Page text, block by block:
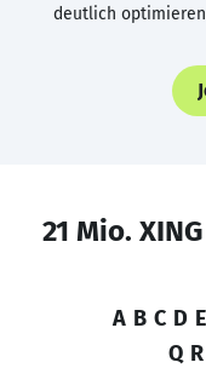
deutlich
21 Mio.
A B C D E
Q R